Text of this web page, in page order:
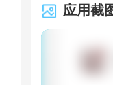
应用截